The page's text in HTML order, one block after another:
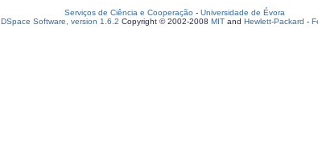
Serviços de Ciência e Cooperação - Universidade de Évora
DSpace Software, version 1.6.2 Copyright © 2002-2008 MIT and Hewlett-Packard -